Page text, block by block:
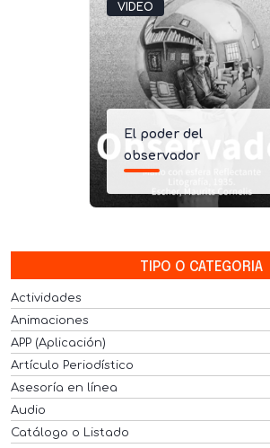
VIDEO
El poder del
observador
TIPO O CATEGORIA
Actividades
Animaciones
APP (Aplicación)
Artículo Periodístico
Asesoría en línea
Audio
Catálogo o Listado